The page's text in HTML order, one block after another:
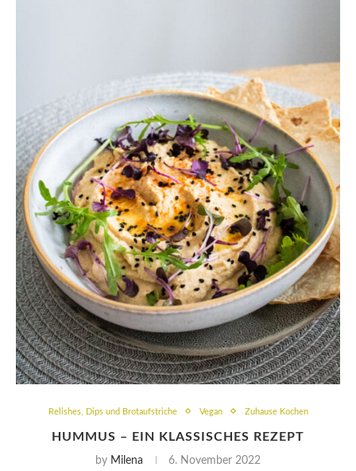
Relishes, Dips und Brotaufstriche Vegan Zuhause Kochen
HUMMUS – EIN KLASSISCHES REZEPT
by Milena 6. November 2022